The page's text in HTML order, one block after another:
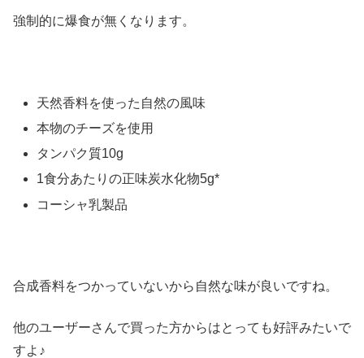
強制的に爆食が無くなります。
天然香料を使った自然の風味
本物のチーズを使用
タンパク質10g
1食分あたりの正味炭水化物5g*
コーシャ乳製品
合成香料をつかっていないから自然な味が良いですね。
他のユーザーさんで買った方からはとっても好評みたいで
すよ♪